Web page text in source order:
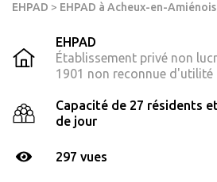
EHPAD > EHPAD à Acheux-en-Amiénois
EHPAD
Établissement privé non
1901 non reconnue d'utilité
Capacité de 27 résidents
de jour
297 vues